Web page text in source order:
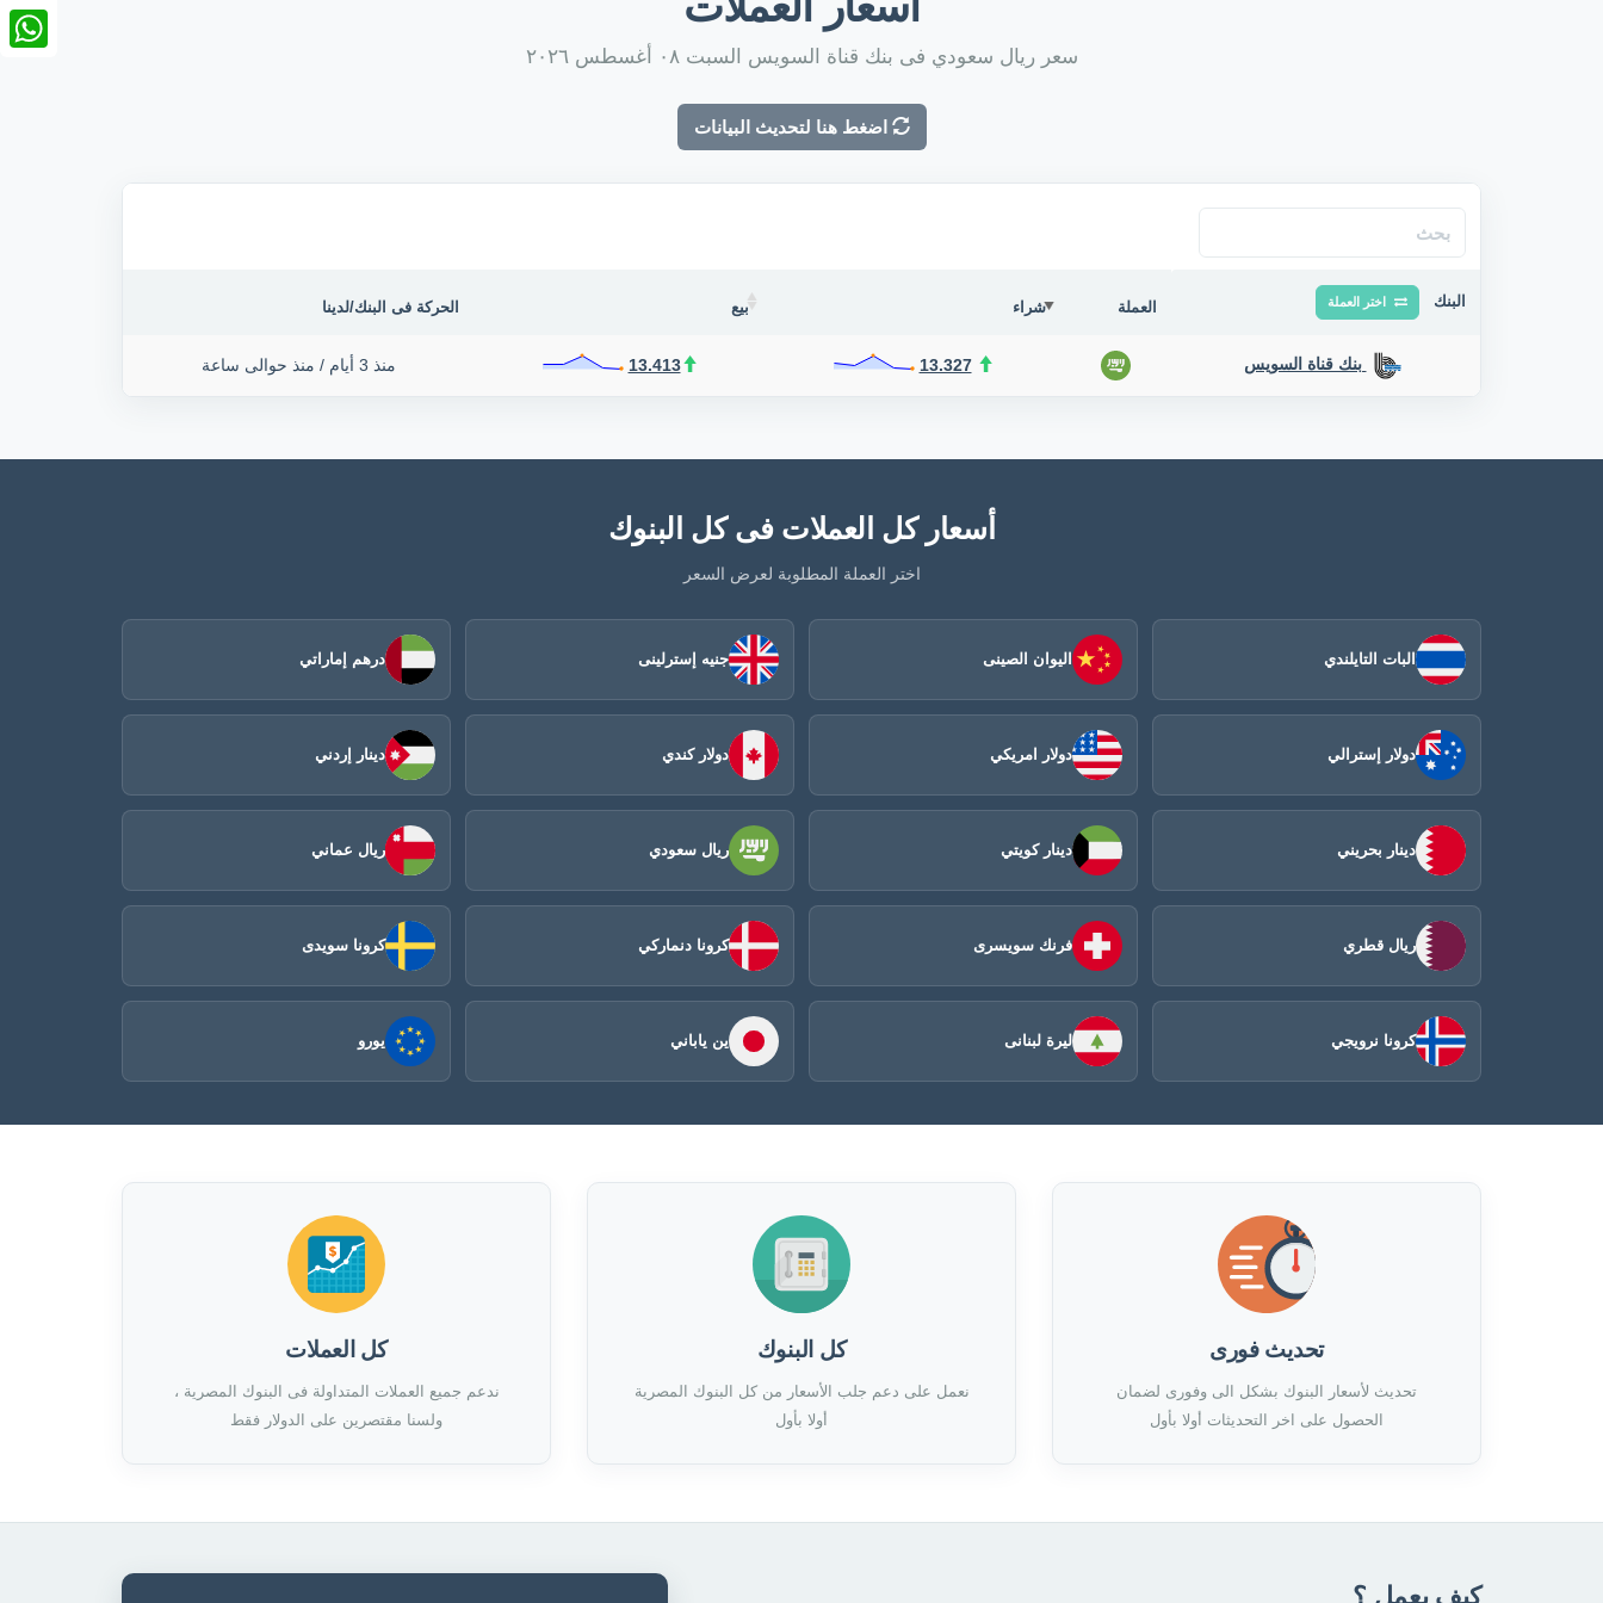
سعر ريال سعودي فى بنك قناة السويس السبت ٠٨ أغسطس ٢٠٢٦
اضغط هنا لتحديث البيانات
البنك اختر العملة العملة شراء بيع الحركة فى البنك/لدينا
بنك قناة السويس 13.327
13.413 منذ 3 أيام / منذ حوالى ساعة
أسعار كل العملات فى كل البنوك
اختر العملة المطلوبة لعرض السعر
البات التايلندي اليوان الصينى​ جنيه إسترلينى درهم إماراتي
دولار إسترالي دولار امريكي دولار كندي دينار إردني
دينار بحريني دينار كويتي ريال سعودي ريال عماني
ريال قطري فرنك سويسرى كرونا دنماركي كرونا سويدى
كرونا نرويجي ليرة لبنانى ين ياباني يورو
تحديث فورى
تحديث لأسعار البنوك بشكل الى وفورى لضمان
الحصول على اخر التحديثات أولا بأول
كل البنوك
نعمل على دعم جلب الأسعار من كل البنوك المصرية
أولا بأول
كل العملات
ندعم جميع العملات المتداولة فى البنوك المصرية ،
ولسنا مقتصرين على الدولار فقط
كيف يعمل ؟